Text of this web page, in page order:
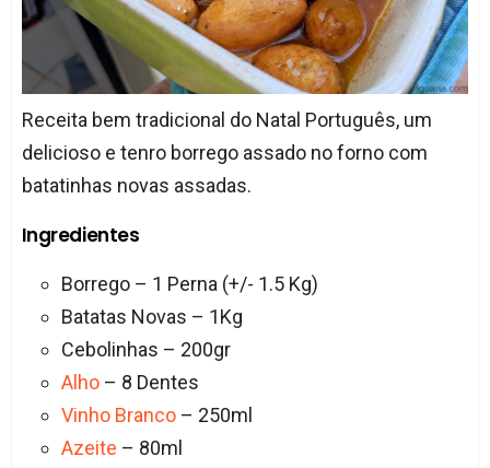
Receita bem tradicional do Natal Português, um
delicioso e tenro borrego assado no forno com
batatinhas novas assadas.
Ingredientes
Borrego – 1 Perna (+/- 1.5 Kg)
Batatas Novas – 1Kg
Cebolinhas – 200gr
Alho– 8 Dentes
Vinho Branco– 250ml
Azeite – 80ml